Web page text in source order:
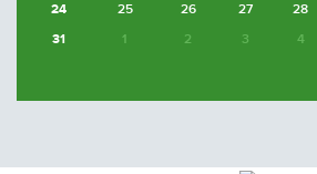
24
25 26 27 28
31
1 2 3 4